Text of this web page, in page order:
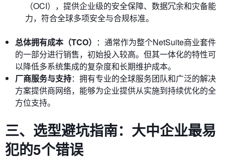
（OCI），提供企业级的安全保障、数据冗余和灾备能
力，符合全球多项安全与合规标准。
总体拥有成本（TCO） ：通常作为整个NetSuite商业套件
的一部分进行销售，初始投入较高。但其一体化的特性可
以降低多系统集成的复杂度和长期维护成本。
厂商服务与支持：拥有专业的全球服务团队和广泛的解决
方案提供商网络，能够为企业提供从实施到持续优化的全
方位支持。
三、选型避坑指南：大中企业最易
犯的5个错误